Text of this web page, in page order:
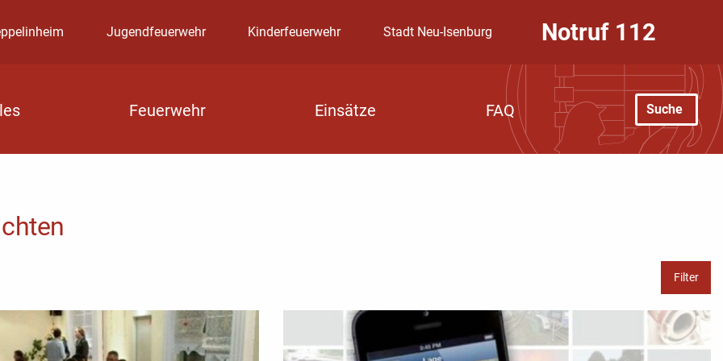
Jugendfeuerwehr Kinderfeuerwehr Stadt Neu-Isenburg Notruf 112
Feuerwehr Einsätze FAQ Suche
Filter